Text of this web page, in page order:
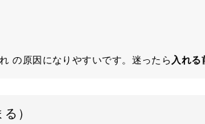
の原因になりやすいです。迷ったら入れる
）